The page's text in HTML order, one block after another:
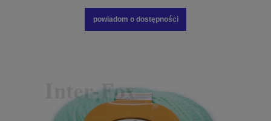
powiadom o dostępności